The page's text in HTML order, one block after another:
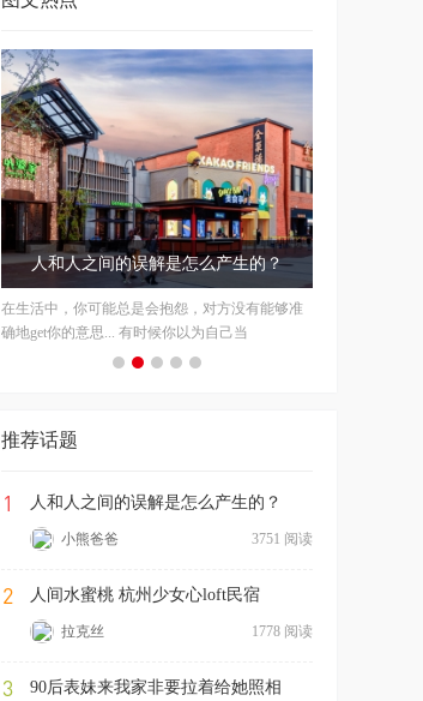
今夏美貌 KPI：“靓”过在座的所有
平平无奇的一套look，搭配对了配饰，时髦度就
能直线飙升，让你在这个夏天轻松“靓”过
推荐话题
1 人和人之间的误解是怎么产生的？
3751 阅读
小熊爸爸
2 人间水蜜桃 杭州少女心loft民宿
1778 阅读
拉克丝
3 90后表妹来我家非要拉着给她照相